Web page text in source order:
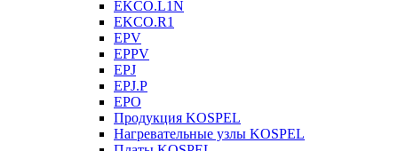
EKCO.L1N
EKCO.R1
EPV
EPPV
EPJ
EPJ.P
EPO
Продукция KOSPEL
Нагревательные узлы KOSPEL